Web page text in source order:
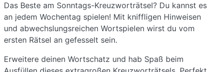
Das Beste am Sonntags-Kreuzworträtsel? Du kannst es
an jedem Wochentag spielen! Mit kniffligen Hinweisen
und abwechslungsreichen Wortspielen wirst du vom
ersten Rätsel an gefesselt sein.
Erweitere deinen Wortschatz und hab Spaß beim